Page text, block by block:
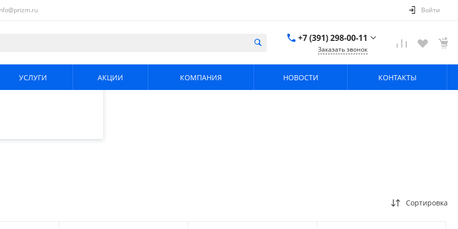
и
Продолжая
использования.
.
Войти
+7 (391) 298-00-11
г. Красноярск, пер.
Заказать звонок
УСЛУГИ АКЦИИ КОМПАНИЯ НОВОСТИ КОНТАКТЫ
Сортировка